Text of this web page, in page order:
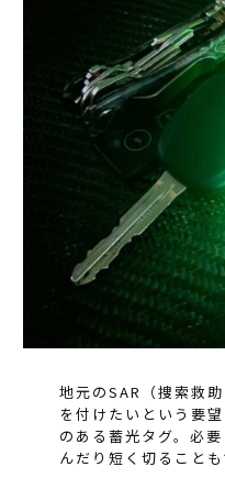
地元のSAR（捜索救
を付けたいという要
のある蓄光タグ。必
んだり短く切ることも